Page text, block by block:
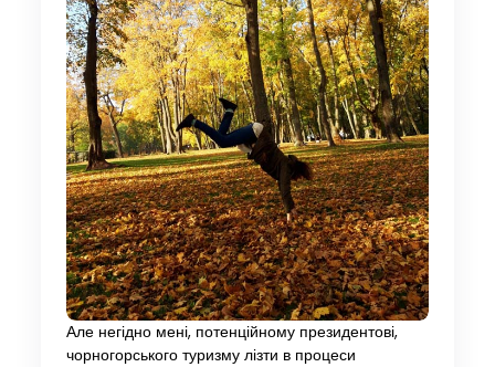
Але негідно мені, потенційному президентові,
чорногорського туризму лізти в процеси